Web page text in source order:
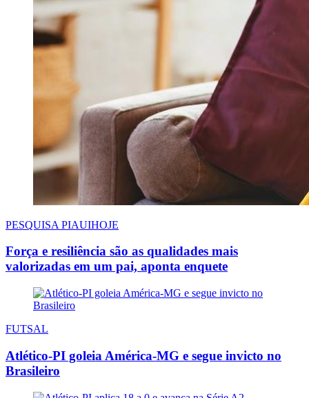
PESQUISA PIAUIHOJE
Força e resiliência são as qualidades mais
valorizadas em um pai, aponta enquete
FUTSAL
Atlético-PI goleia América-MG e segue invicto no
Brasileiro